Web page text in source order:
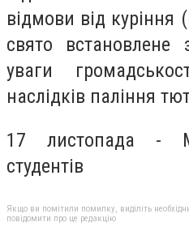
відмови від
свято
уваги
наслідків паління
17 листопада -
студентів
Якщо ви помітили помилку, виділіть
повідомити про це редакцію